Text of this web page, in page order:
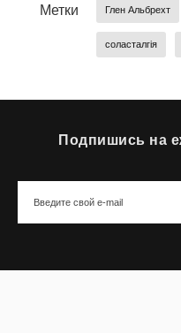
Метки Глен Альбрехт
соласталгія
Подпишись на